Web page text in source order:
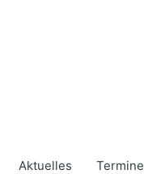
Aktuelles Termine